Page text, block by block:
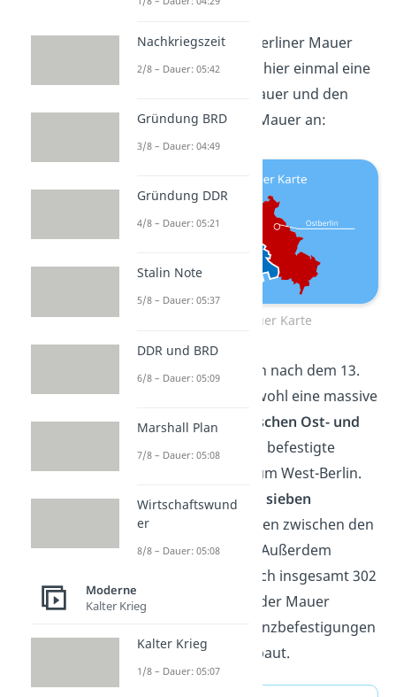
einprägen.
Aber wie verlief die Berliner Mauer
eigentlich? Schau dir hier einmal eine
der Berliner Mauer und den
Verlaufder Berliner Mauer an:
Berliner Mauer Karte
In nur wenigen Tagen nach dem 13.
August, entstand sowohl eine massive
deutscheMauer zwischen Ost- und
West-Berlin, als auch befestigte
Grenzanlagen rund um West-Berlin.
Es gab jetzt nur noch sieben
Grenzübergangsstellen zwischen den
beiden Stadthälften. Außerdem
wurden nach und nach insgesamt 302
Wachtürme
entlang der Mauer
errichtet und die Grenzbefestigungen
immer weiter ausgebaut.
Nachkriegszeit
2/8 – Dauer: 05:42
Gründung BRD
3/8 – Dauer: 04:49
Gründung DDR
4/8 – Dauer: 05:21
Stalin Note
5/8 – Dauer: 05:37
DDR und BRD
6/8 – Dauer: 05:09
Marshall Plan
7/8 – Dauer: 05:08
Wirtschaftswund
er
8/8 – Dauer: 05:08
Moderne
Kalter Krieg
Kalter Krieg
1/8 – Dauer: 05:07